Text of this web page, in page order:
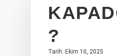
?
Tarih: Ekim 10, 2025